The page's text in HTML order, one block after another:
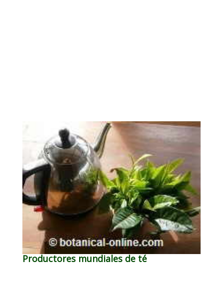
Productores mundiales de té